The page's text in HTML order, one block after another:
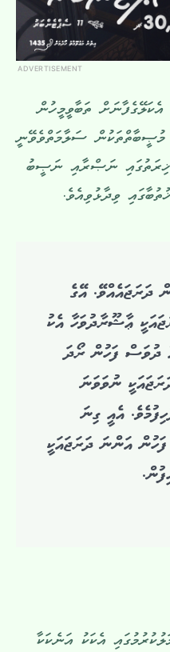
ADVERTISEMENT
ތަބާވީމީހުން
ސަލާމަތްވެވޭނީ
ނަޞްރާއި ނަޞީބު
ވިދާޅުވިއެވެ.
ދަރަޖައެއްވޭ. އޭގެ
ޢާޝޫރާދުވަހާ އެކު
ދުވަސް ފަހުން ރޯދަ
ނުވަވަނަ
އެއީ ގިނަ
ފަހުން އަންނަ ދަރަޖައަކީ
އެކަކު އަނެކަކާ